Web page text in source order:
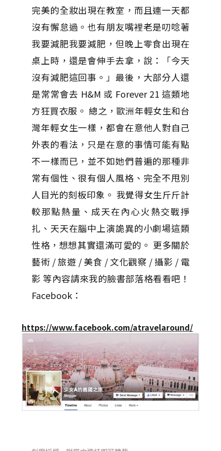
完美的全妝出現在教室，而且連一天都
沒有懈怠過。也有朋友嘴裡老是叨唸著
我要減肥我要減肥，但晚上零食出現在
桌上時，還是會伸手去拿，說：「今天
沒有減肥這回事。」最後，大部分人還
是常常會去 H&M 或 Forever 21 這類地
方狂買衣服。 總之，歐洲年輕女生和台
灣年輕女生一樣，都會在意他人對自己
外表的看法，只是在意的事情可能有點
不一樣而已，並不如她們普遍的那種非
常有個性、很有個人風格、完全不甩別
人目光的刻板印象。 我覺得女生斤斤計
較那點熱量、成天在內心火熱交戰掙
扎、天天在腦中上演詭異的小劇場這類
性格，想想其實還滿可愛的。 更多關於
藝術 / 旅遊 / 美食 / 文化觀察 / 攝影 / 電
影 等內容請來我的臉書部落格看看吧！
Facebook：
https://www.facebook.com/atravelaround/